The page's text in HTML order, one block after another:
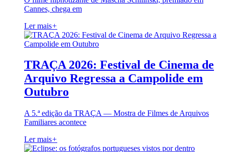
Cannes, chega em
Ler mais+
TRAÇA 2026: Festival de Cinema de
Arquivo Regressa a Campolide em
Outubro
A 5.ª edição da TRAÇA — Mostra de Filmes de Arquivos
Familiares acontece
Ler mais+